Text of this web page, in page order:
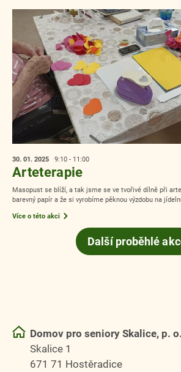
30. 01. 2025 9:10 - 11:00
Arteterapie
Masopust se blíží, a tak jsme se ve tvořivé dílně při
barevný papír a že si vyrobíme pěknou výzdobu na
Více o této akci
Další proběhlé
Domov pro seniory Skalice, p. o.
Skalice 1
671 71 Hostěradice